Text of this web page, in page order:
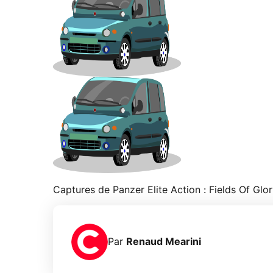
Captures de Panzer Elite Action : Fields Of
Par Renaud Mearini